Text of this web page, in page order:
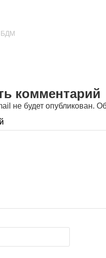
БДМ
комментарий
не будет опубликован.